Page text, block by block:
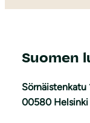
Suomen
Sörnäistenkatu
00580 Helsinki